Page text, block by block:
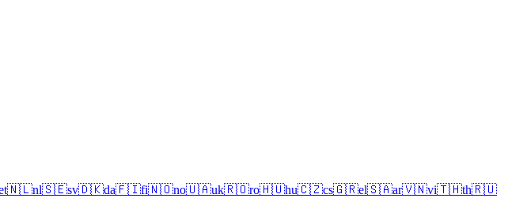
🇳🇱nl🇸🇪sv🇩🇰da🇫🇮fi🇳🇴no🇺🇦uk🇷🇴ro🇭🇺hu🇨🇿cs🇬🇷el🇸🇦ar🇻🇳vi🇹🇭th🇷🇺